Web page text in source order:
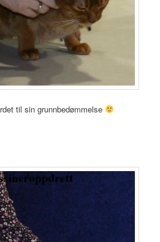
til sin grunnbedømmelse